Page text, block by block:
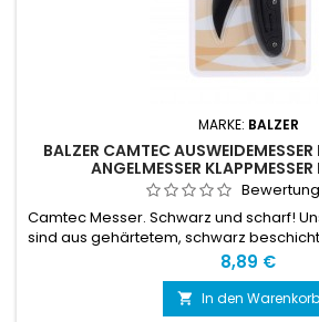
MARKE: BALZER
BALZER CAMTEC
ANGELMESSER
Camtec Messer. Schwarz und scharf!
sind aus gehärtetem, schwarz
Stahl
Preis
8,89 €
 In den Warenkorb